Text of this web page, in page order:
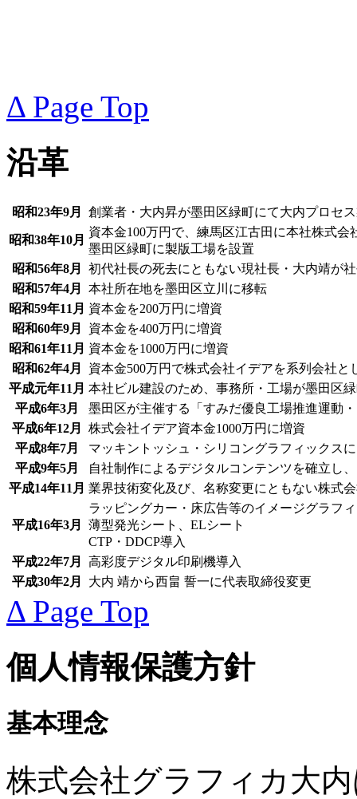
Δ Page Top
沿革
昭和23年9月 創業者・大内昇が墨田区緑町にて大内プロセ
昭和38年10月
資本金100万円で、練馬区江古田に本社株式会
墨田区緑町に製版工場を設置
昭和56年8月
初代社長の死去にともない現社長・大内靖が
昭和57年4月
本社所在地を墨田区立川に移転
昭和59年11月 資本金を200万円に増資
昭和60年9月
資本金を400万円に増資
昭和61年11月 資本金を1000万円に増資
昭和62年4月
資本金500万円で株式会社イデアを系列会社と
平成元年11月 本社ビル建設のため、事務所・工場が墨田区
平成6年3月
墨田区が主催する「すみだ優良工場推進運動
平成6年12月
株式会社イデア資本金1000万円に増資
平成8年7月
マッキントッシュ・シリコングラフィックス
平成9年5月
自社制作によるデジタルコンテンツを確立し
平成14年11月 業界技術変化及び、名称変更にともない株式
平成16年3月
ラッピングカー・床広告等のイメージグラフ
薄型発光シート、ELシート
CTP・DDCP導入
平成22年7月
高彩度デジタル印刷機導入
平成30年2月
大内 靖から西畠 誓一に代表取締役変更
Δ Page Top
個人情報保護方針
基本理念
株式会社グラフィカ大